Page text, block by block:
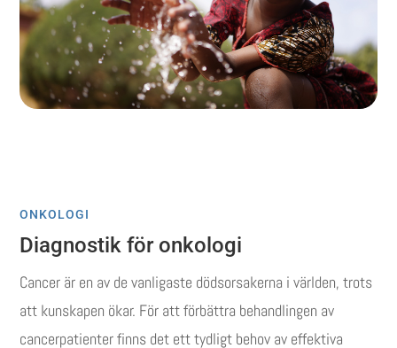
ONKOLOGI
Diagnostik för onkologi
Cancer är en av de vanligaste dödsorsakerna i världen, trots
att kunskapen ökar. För att förbättra behandlingen av
cancerpatienter finns det ett tydligt behov av effektiva